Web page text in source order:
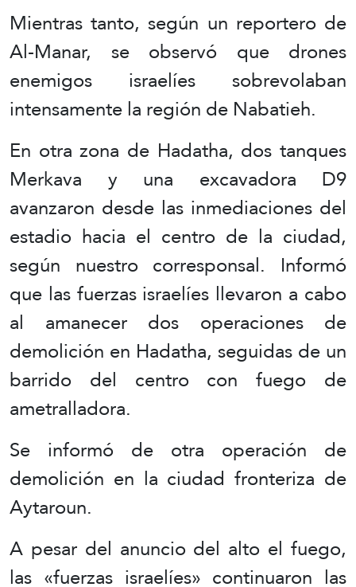
Mientras tanto, según un reportero de
Al-Manar, se observó que drones
enemigos israelíes sobrevolaban
intensamente la región de Nabatieh.
En otra zona de Hadatha, dos tanques
Merkava y una excavadora D9
avanzaron desde las inmediaciones del
estadio hacia el centro de la ciudad,
según nuestro corresponsal. Informó
que las fuerzas israelíes llevaron a cabo
al amanecer dos operaciones de
demolición en Hadatha, seguidas de un
barrido del centro con fuego de
ametralladora.
Se informó de otra operación de
demolición en la ciudad fronteriza de
Aytaroun.
A pesar del anuncio del alto el fuego,
las «fuerzas israelíes» continuaron las